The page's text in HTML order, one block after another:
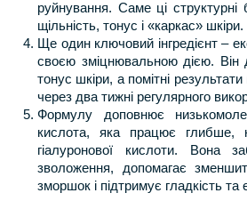
руйнування. Саме ці структурні
щільність, тонус і «каркас» шкіри.
Ще один ключовий інгредієнт –
своєю зміцнювальною дією. Він
тонус шкіри, а помітні
через два тижні регулярного
Формулу доповнює
кислота, яка працює глибше,
гіалуронової кислоти. Вона
зволоження, допомагає
зморшок і підтримує гладкість та